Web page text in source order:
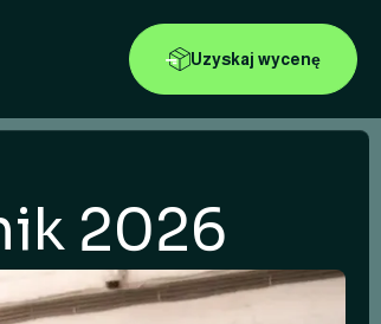
Uzyskaj wycenę
2026